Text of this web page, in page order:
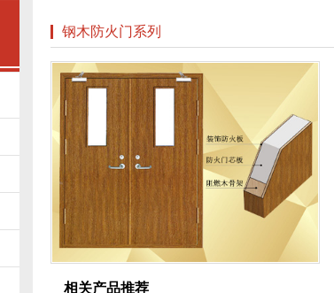
钢木防火门系列
相关产品推荐